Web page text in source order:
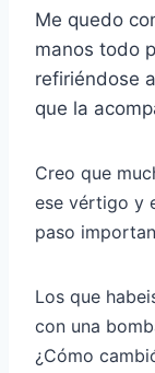
Me quedo
manos todo
refiriéndose
que la
Creo que
ese vértigo y
paso
Los que
con una
¿Cómo